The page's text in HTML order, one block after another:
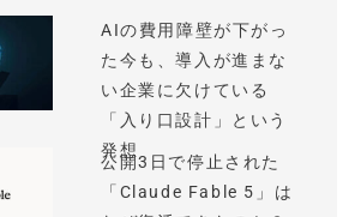
AIの費用障壁が下がっ
た今も、導入が進まな
い企業に欠けている
「入り口設計」という
発想
公開3日で停止された
「Claude Fable 5」は